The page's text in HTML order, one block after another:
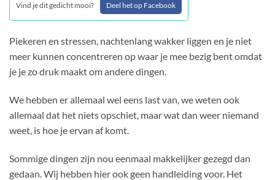
Vind je dit gedicht mooi? Deel het op Facebook
Piekeren en stressen, nachtenlang wakker liggen en je niet
meer kunnen concentreren op waar je mee bezig bent omdat
je je zo druk maakt om andere dingen.
We hebben er allemaal wel eens last van, we weten ook
allemaal dat het niets opschiet, maar wat dan weer niemand
weet, is hoe je ervan af komt.
Sommige dingen zijn nou eenmaal makkelijker gezegd dan
gedaan. Wij hebben hier ook geen handleiding voor. Het